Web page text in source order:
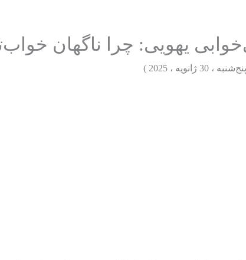
یهویی: چرا ناگهان
، 30 ژانویه ، 2025 )